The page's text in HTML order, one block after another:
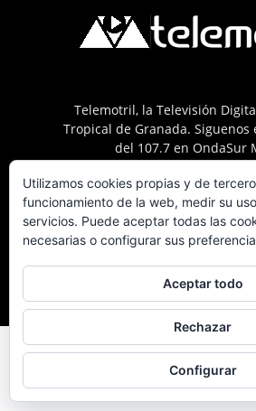
Telemotril, la Televisión
Tropical de Granada. Siguenos
del 107.7 en OndaSur
© © 2025 Telemotril - Costa
Utilizamos cookies propias y de
funcionamiento de la web, medir su
servicios. Puede aceptar todas las
necesarias o configurar sus
Aceptar todo
Rechazar
Configurar